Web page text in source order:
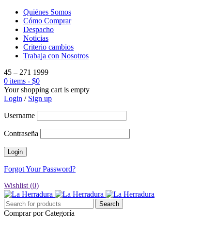
Quiénes Somos
Cómo Comprar
Despacho
Noticias
Criterio cambios
Trabaja con Nosotros
45 – 271 1999
0 items - $0
Your shopping cart is empty
Login / Sign up
Username
Contraseña
Forgot Your Password?
Wishlist (0)
Comprar por Categoría